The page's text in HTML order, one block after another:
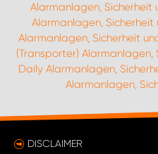
Alarmanlagen, Sicherheit
Alarmanlagen, Sicherheit
Alarmanlagen, Sicherheit
(Transporter) Alarmanlagen,
Daily Alarmanlagen,
Alarmanlagen,
DISCLAIMER